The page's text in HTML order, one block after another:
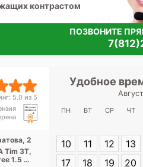
контрастом
ПОЗВОНИТЕ
5.0 из 5
2
Tim 3Т,
1.5 за
Удобное
Август
ПН ВТ СР ЧТ
10
11 12 13
17
18 19 20